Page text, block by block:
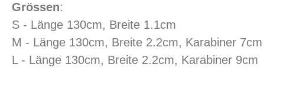
Grössen:
S - Länge 130cm, Breite 1.1cm
M - Länge 130cm, Breite 2.2cm, Karabiner 7cm
L - Länge 130cm, Breite 2.2cm, Karabiner 9cm